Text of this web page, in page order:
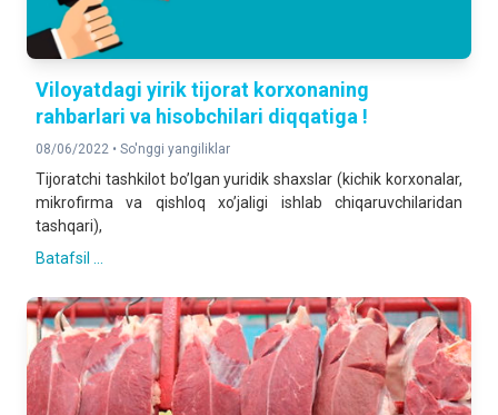
Viloyatdagi yirik tijorat korxonаning
rahbarlari va hisobchilari diqqatiga !
08/06/2022 • So'nggi yangiliklar
Tijoratchi tashkilot boʼlgan yuridik shaxslar (kichik korxonalar,
mikrofirma va qishloq xoʼjaligi ishlab chiqaruvchilaridan
tashqari),
Batafsil ...